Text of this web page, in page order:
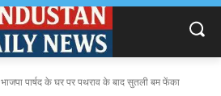
भाजपा पार्षद के घर पर पथराव के बाद सुतली बम फेंका